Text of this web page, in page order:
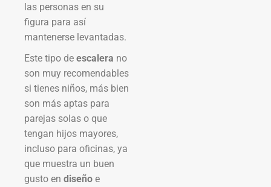
las personas en su
figura para así
mantenerse levantadas.
Este tipo de escalera no
son muy recomendables
si tienes niños, más bien
son más aptas para
parejas solas o que
tengan hijos mayores,
incluso para oficinas, ya
que muestra un buen
gusto en diseño e